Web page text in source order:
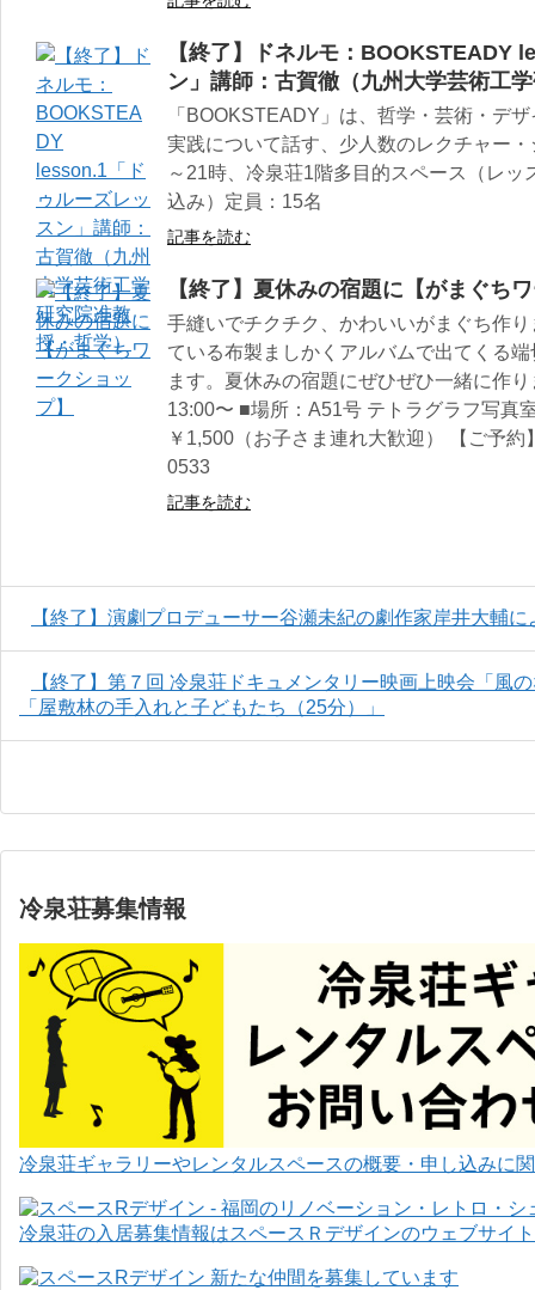
【終了】ドネルモ：BOOKSTEADY
ン」講師：古賀徹（九州大学芸術工
「BOOKSTEADY」は、哲学・芸術・デ
実践について話す、少人数のレクチャー
～21時、冷泉荘1階多目的スペース（レ
込み）定員：15名
記事を読む
【終了】夏休みの宿題に【がまぐち
手縫いでチクチク、かわいいがまぐち作
ている布製ましかくアルバムで出てくる
ます。夏休みの宿題にぜひぜひ一緒に作
13:00〜 ■場所：A51号 テトラグラフ写真
￥1,500（お子さま連れ大歓迎） 【ご予
0533
記事を読む
【終了】演劇プロデューサー谷瀬未紀の劇作家岸井大輔
【終了】第７回 冷泉荘ドキュメンタリー映画上映会「風
「屋敷林の手入れと子どもたち（25分）」
冷泉荘募集情報
冷泉荘ギャラリーやレンタルスペースの概要・申し込みに
冷泉荘の入居募集情報はスペースＲデザインのウェブサイ